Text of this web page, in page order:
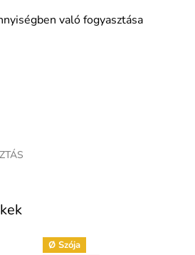
való fogyasztása
Ø Szója